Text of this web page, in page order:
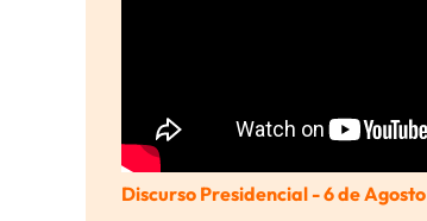
Discurso Presidencial - 6 de Agosto